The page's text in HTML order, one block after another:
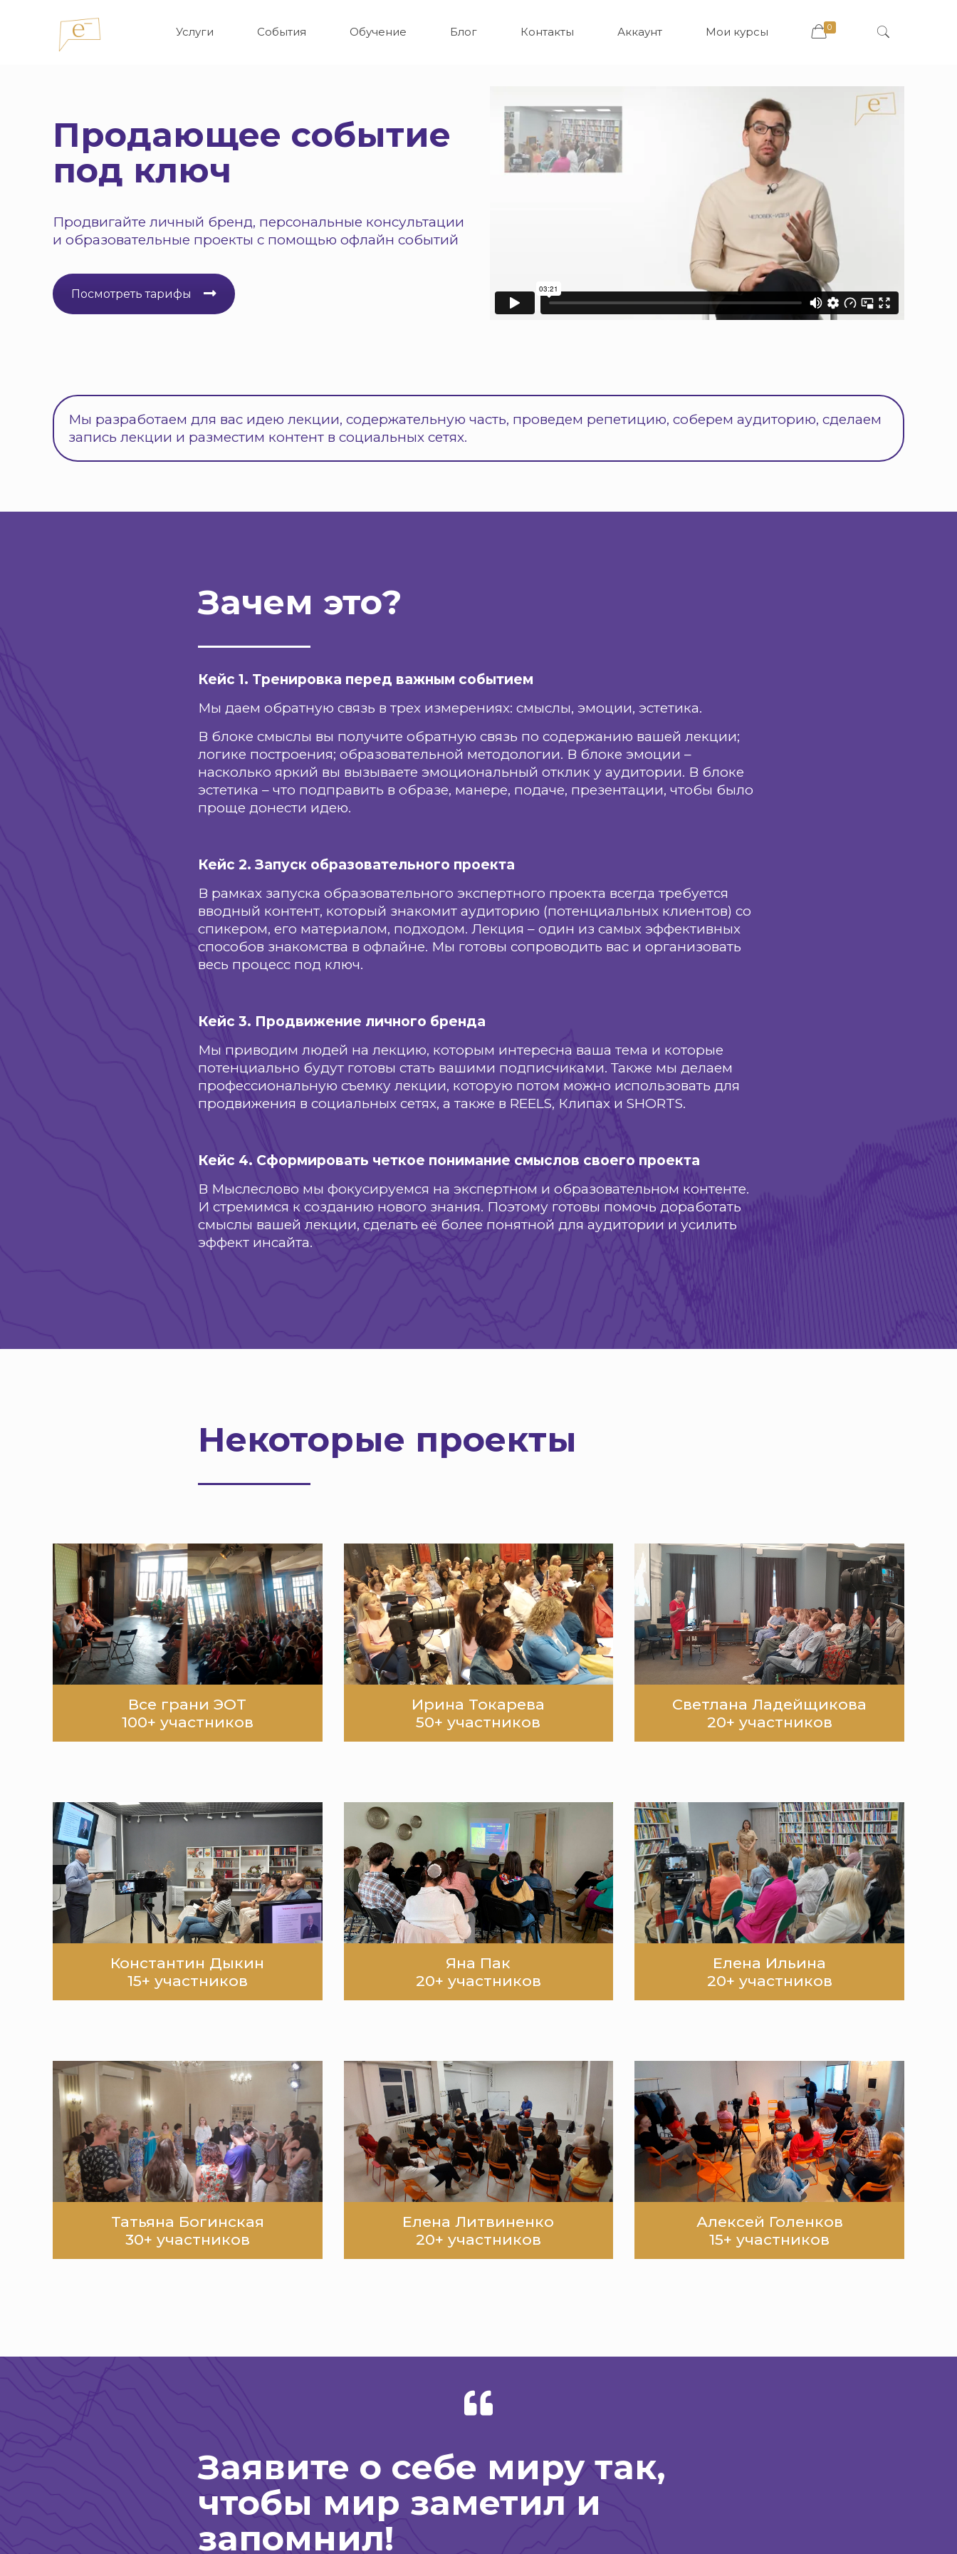
Услуги События Обучение Блог Контакты Аккаунт Мои курсы 0
Продающее событие
под ключ
Продвигайте личный бренд, персональные консультации
и образовательные проекты с помощью офлайн событий
Посмотреть тарифы
Мы разработаем для вас идею лекции, содержательную часть, проведем репетицию, соберем аудиторию, сделаем
запись лекции и разместим контент в социальных сетях.
Зачем это?
Кейс 1. Тренировка перед важным событием
Мы даем обратную связь в трех измерениях: смыслы, эмоции, эстетика.
В блоке смыслы вы получите обратную связь по содержанию вашей лекции;
логике построения; образовательной методологии. В блоке эмоции –
насколько яркий вы вызываете эмоциональный отклик у аудитории. В блоке
эстетика – что подправить в образе, манере, подаче, презентации, чтобы было
проще донести идею.
Кейс 2. Запуск образовательного проекта
В рамках запуска образовательного экспертного проекта всегда требуется
вводный контент, который знакомит аудиторию (потенциальных клиентов) со
спикером, его материалом, подходом. Лекция – один из самых эффективных
способов знакомства в офлайне. Мы готовы сопроводить вас и организовать
весь процесс под ключ.
Кейс 3. Продвижение личного бренда
Мы приводим людей на лекцию, которым интересна ваша тема и которые
потенциально будут готовы стать вашими подписчиками. Также мы делаем
профессиональную съемку лекции, которую потом можно использовать для
продвижения в социальных сетях, а также в REELS, Клипах и SHORTS.
Кейс 4. Сформировать четкое понимание смыслов своего проекта
В Мыслеслово мы фокусируемся на экспертном и образовательном контенте.
И стремимся к созданию нового знания. Поэтому готовы помочь доработать
смыслы вашей лекции, сделать её более понятной для аудитории и усилить
эффект инсайта.
Некоторые проекты
Все грани ЭОТ
100+ участников
Ирина Токарева
50+ участников
Светлана Ладейщикова
20+ участников
Константин Дыкин
15+ участников
Яна Пак
20+ участников
Елена Ильина
20+ участников
Татьяна Богинская
30+ участников
Елена Литвиненко
20+ участников
Алексей Голенков
15+ участников
Заявите о себе миру так,
чтобы мир заметил и
запомнил!